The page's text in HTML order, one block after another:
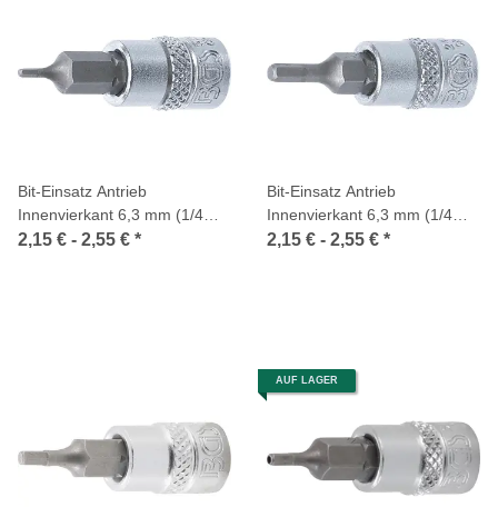
Bit-Einsatz Antrieb
Innenvierkant 6,3 mm (1/4
Zoll) Innensechskant
2,15 € - 2,55 € *
Bit-Einsatz Antrieb
Innenvierkant 6,3 mm (1/4
Zoll) Innensechskant
2,15 € - 2,55 € *
AUF LAGER